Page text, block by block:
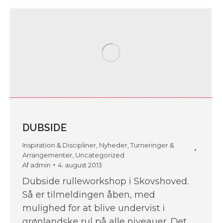
DUBSIDE
Inspiration & Discipliner, Nyheder,Turneringer &
Arrangementer, Uncategorized
Afadmin 4. august 2013
Dubside rulleworkshop i Skovshoved.
Så er tilmeldingen åben, med
mulighed for at blive undervist i